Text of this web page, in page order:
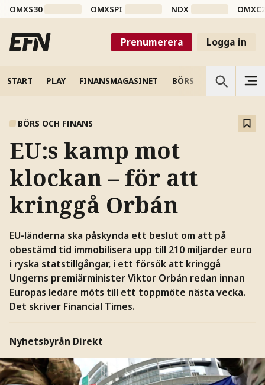
OMXS30 OMXSPI NDX
Prenumerera Logga in
START PLAY FINANSMAGASINET BÖRS VETENSKAP
BÖRS OCH FINANS
EU:s kamp mot
klockan – för att
kringgå Orbán
EU-länderna ska påskynda ett beslut om att på
obestämd tid immobilisera upp till 210 miljarder euro
i ryska statstillgångar, i ett försök att kringgå
Ungerns premiärminister Viktor Orbán redan innan
Europas ledare möts till ett toppmöte nästa vecka.
Det skriver Financial Times.
Nyhetsbyrån Direkt